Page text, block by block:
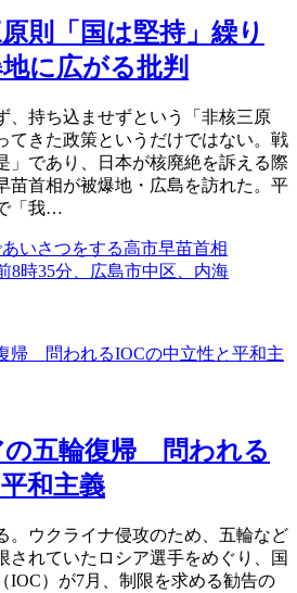
則「国は堅持」繰り
に広がる批判
、持ち込ませずという「非核三原
てきた政策というだけではない。戦
」であり、日本が核廃絶を訴える際
首相が被爆地・広島を訪れた。平
「我…
帰 問われるIOCの中立性と平和主
の五輪復帰 問われる
和主義
。ウクライナ侵攻のため、五輪など
されていたロシア選手をめぐり、国
IOC）が7月、制限を求める勧告の